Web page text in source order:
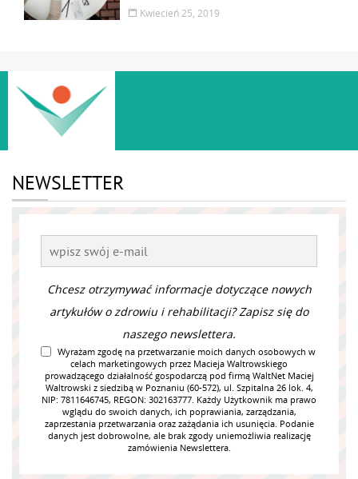
Kwiecień 25, 2019
NEWSLETTER
Chcesz otrzymywać informacje dotyczące nowych
artykułów o zdrowiu i rehabilitacji? Zapisz się do
naszego newslettera.
Wyrażam zgodę na przetwarzanie moich danych osobowych w
celach marketingowych przez Macieja Waltrowskiego
prowadzącego działalność gospodarczą pod firmą WaltNet Maciej
Waltrowski z siedzibą w Poznaniu (60-572), ul. Szpitalna 26 lok. 4,
NIP: 7811646745, REGON: 302163777. Każdy Użytkownik ma prawo
wglądu do swoich danych, ich poprawiania, zarządzania,
zaprzestania przetwarzania oraz zażądania ich usunięcia. Podanie
danych jest dobrowolne, ale brak zgody uniemożliwia realizację
zamówienia Newslettera.